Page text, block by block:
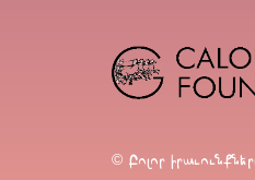
© Բոլոր